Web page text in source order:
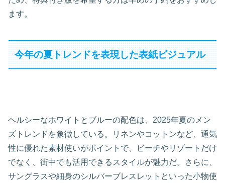
ます。
今年の夏トレンドを表現した表紙ビジュアル
ヘルシーなホワイトとブルーの配色は、2025年夏のメン
ズトレンドを象徴している。リネンやコットンなど、通気
性に優れた素材使いがポイントで、ビーチやリゾートだけ
でなく、街中でも活用できるスタイルが魅力だ。さらに、
サングラスや細身のシルバーブレスレットといった小物使